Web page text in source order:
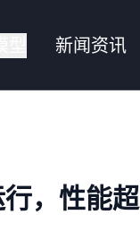
新闻资讯
，性能超